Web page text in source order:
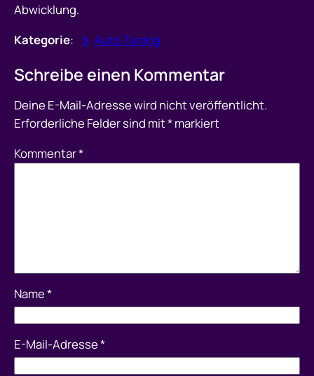
Abwicklung.
Kategorie: Auto Tuning
Schreibe einen Kommentar
Deine E-Mail-Adresse wird nicht veröffentlicht.
Erforderliche Felder sind mit*markiert
Kommentar*
Name*
E-Mail-Adresse*